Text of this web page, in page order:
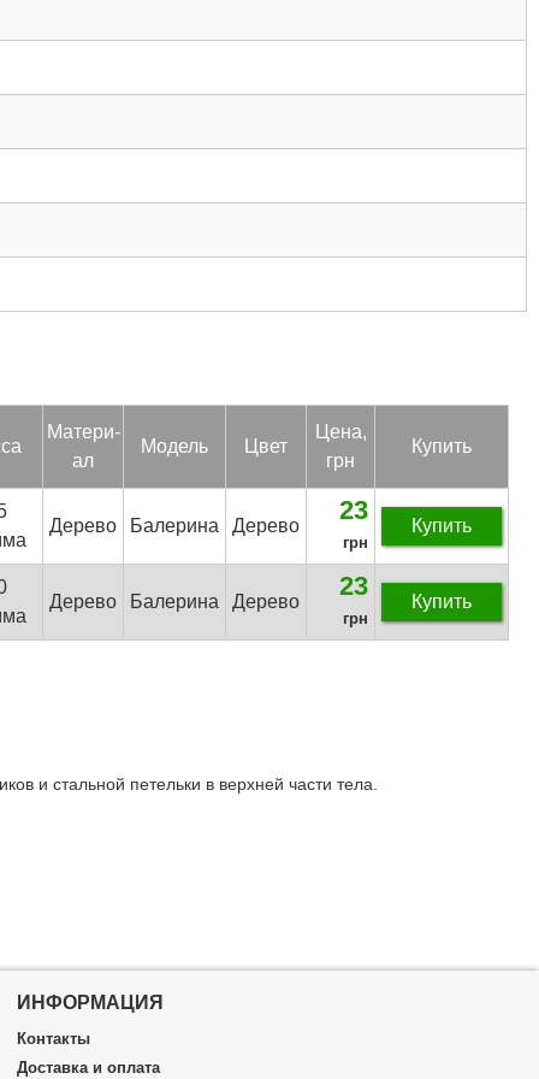
Ма­тери­
ал
Мо­дель Цвет
Цена,
грн
Купить
Дерево Балерина Дерево
23
грн
Купить
Дерево Балерина Дерево
23
грн
Купить
и стальной петельки в верхней части тела.
ИНФОРМАЦИЯ
Контакты
Доставка и оплата